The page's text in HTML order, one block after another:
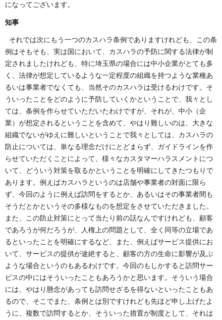
になってございます。
知事
それでは次にもう一つのカスハラ条例でありますけれども、この条
例はそもそも、実は国において、カスハラの予防に関する法律が制
定されましたけれども、特に埼玉県の場合には中小企業がとても多
く、法律が想定しているような一定程度の組織を持つような業種あ
るいは事業者でなくても、当然そのカスハラは受けるわけです。そ
ういったことをどのように予防していくかということで、我々とし
ては、条例を作らせていただいたわけですが、それが、中小（企
業）が想定されるということを含めて、やはり難しいのは、大きな
組織でないがゆえに難しいということで我々としては、カスハラの
防止については、単なる理念だけにとどまらず、ガイドラインを作
らせていただくことによって、様々なカスタマーハラスメントにつ
いて、どういう対策を取るかということを明確にしてきたつもりで
あります。例えばカスハラというのは店舗や事業者の対面に限ら
ず、今回のように例えば訪問をするとか、あるいはその事業者間も
そうだとかというその多様なものを想定をさせていただきました。
また、この防止対策にとって当たり前の話なんですけれども、顧客
であろうが何だろうが、人権上の問題として、全く同等の立場であ
るといったことを明確にするなど、また、例えばサービス提供にお
いて、サービスの提供が途絶すると、顧客の方の生命に影響が及ぶ
ような場合というのもあるわけです。今回のもしかすると訪問サー
ビスの中にはそういったこともあろうかと思います。そういう場合
には、やはり懸念があっても訪問せざるを得ないといったこともあ
るので、そこでまた、条例とは別ですけれども先ほど申し上げたよ
うに、複数で訪問するとか、そういった措置が制度として、それは